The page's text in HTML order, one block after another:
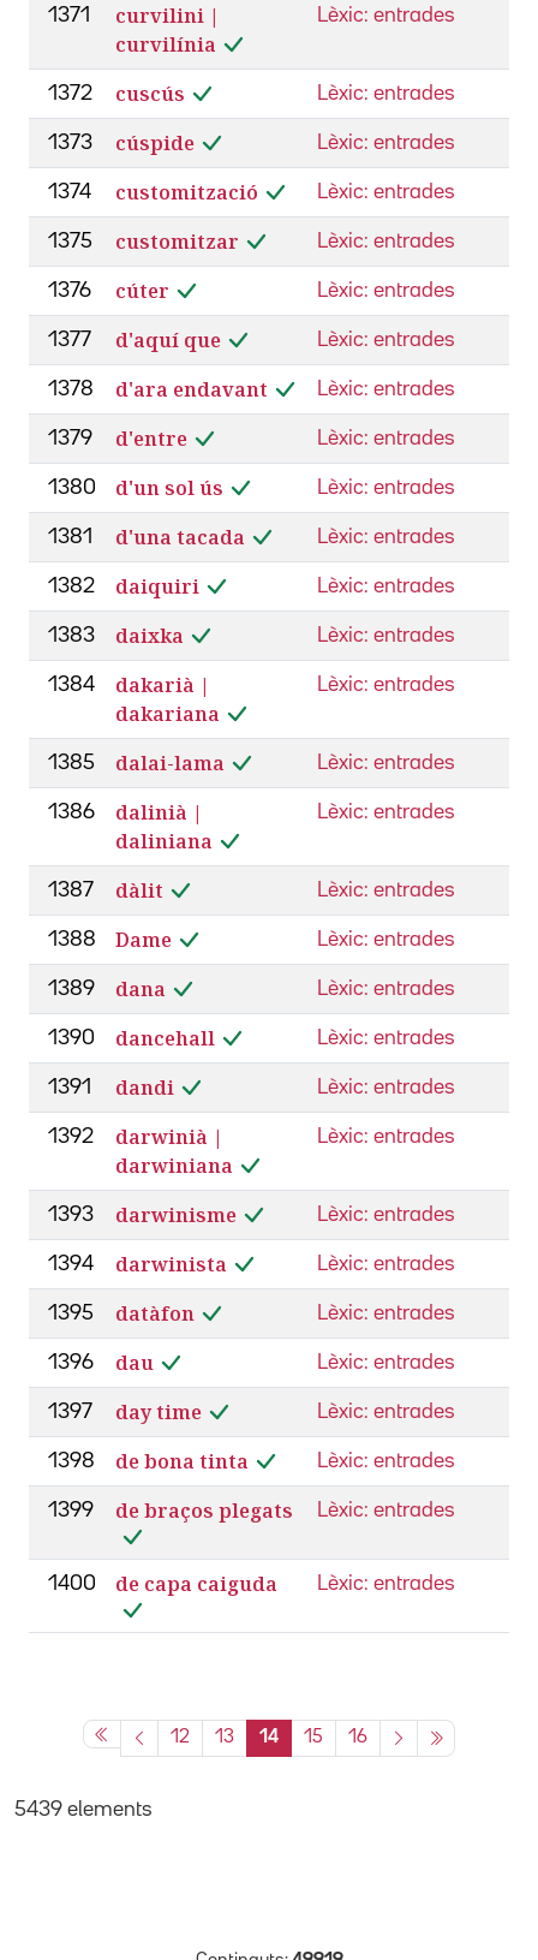
1371
curvilini |
curvilínia
Lèxic: entrades
1372 cuscús Lèxic: entrades
1373 cúspide Lèxic: entrades
1374 customització Lèxic: entrades
1375 customitzar Lèxic: entrades
1376 cúter Lèxic: entrades
1377 d'aquí que Lèxic: entrades
1378 d'ara endavant Lèxic: entrades
1379 d'entre Lèxic: entrades
1380 d'un sol ús Lèxic: entrades
1381 d'una tacada Lèxic: entrades
1382 daiquiri Lèxic: entrades
1383 daixka Lèxic: entrades
1384
dakarià |
dakariana
Lèxic: entrades
1385 dalai-lama Lèxic: entrades
1386
dalinià |
daliniana
Lèxic: entrades
1387 dàlit Lèxic: entrades
1388 Dame Lèxic: entrades
1389 dana Lèxic: entrades
1390 dancehall Lèxic: entrades
1391 dandi Lèxic: entrades
1392
darwinià |
darwiniana
Lèxic: entrades
1393 darwinisme Lèxic: entrades
1394 darwinista Lèxic: entrades
1395 datàfon Lèxic: entrades
1396 dau Lèxic: entrades
1397 day time Lèxic: entrades
1398 de bona tinta Lèxic: entrades
1399 de braços plegats Lèxic: entrades
1400 de capa caiguda Lèxic: entrades
12 13 14 15 16
5439 elements